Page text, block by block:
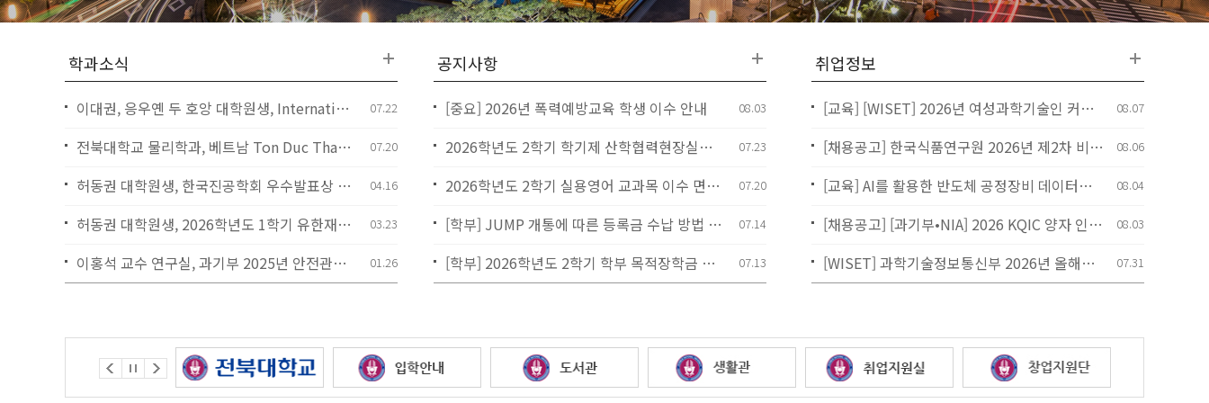
이대권, 응우옌 두 호앙 대학원생, International Conference on Advanced Materials and Sustainable Development 국제학회에 07.22
전북대학교 물리학과, 베트남 Ton Duc Thang University의 Institute for Advanced Study in Technology와 업무협약(MOU) 체결 07.20
허동권 대학원생, 한국진공학회 우수발표상 수상 04.16
허동권 대학원생, 2026학년도 1학기 유한재단 유일한 장학생 선정 03.23
이홍석 교수 연구실, 과기부 2025년 안전관리 우수연구실 인증 획득 01.26
[중요] 2026년 폭력예방교육 학생 이수 안내 08.03
2026학년도 2학기 학기제 산학협력현장실습 교내 학부(과) 및 사업단 실습기업(관)-실습생 모집 안내 07.23
2026학년도 2학기 실용영어 교과목 이수 면제 대상자 신청 안내 07.20
[학부] JUMP 개통에 따른 등록금 수납 방법 안내 07.14
[학부] 2026학년도 2학기 학부 목적장학금 신청 안내 07.13
[교육] [WISET] 2026년 여성과학기술인 커리어 리부트 프로그램「상표정보검색 실무 훈련」 08.07
[채용공고] 한국식품연구원 2026년 제2차 비정규직(기간제 근로자) 채용 공고 08.06
[교육] AI를 활용한 반도체 공정장비 데이터분석 과정안내 08.04
[채용공고] [과기부•NIA] 2026 KQIC 양자 인턴십 5기 인턴사원 모집(~8/14) 08.03
[WISET] 과학기술정보통신부 2026년 올해의 여성과학기술인상 후보자 추천(~8/31) 07.31